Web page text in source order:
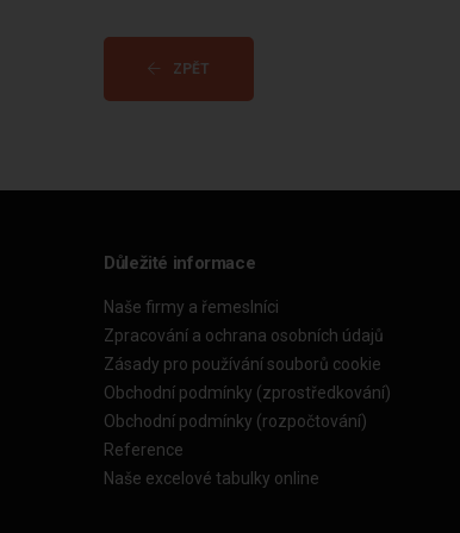
ZPĚT
Důležité informace
Naše firmy a řemeslníci
Zpracování a ochrana osobních údajů
Zásady pro používání souborů cookie
Obchodní podmínky (zprostředkování)
Obchodní podmínky (rozpočtování)
Reference
Naše excelové tabulky online